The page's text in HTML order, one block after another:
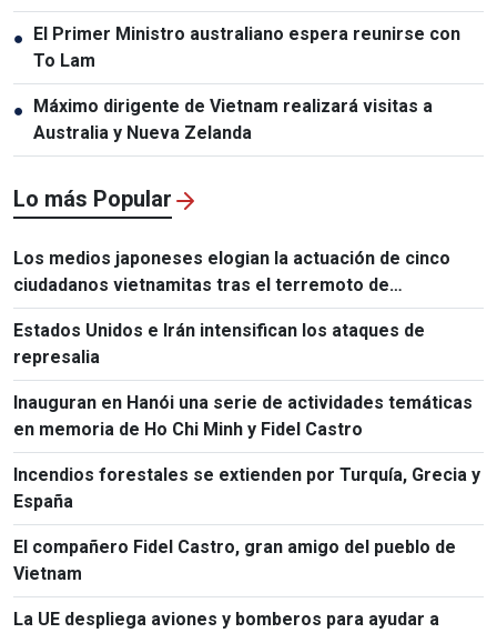
● El Primer Ministro australiano espera reunirse con
To Lam
● Máximo dirigente de Vietnam realizará visitas a
Australia y Nueva Zelanda
Lo más Popular
Los medios japoneses elogian la actuación de cinco
ciudadanos vietnamitas tras el terremoto de
Kumamoto
Estados Unidos e Irán intensifican los ataques de
represalia
Inauguran en Hanói una serie de actividades temáticas
en memoria de Ho Chi Minh y Fidel Castro
Incendios forestales se extienden por Turquía, Grecia y
España
El compañero Fidel Castro, gran amigo del pueblo de
Vietnam
La UE despliega aviones y bomberos para ayudar a